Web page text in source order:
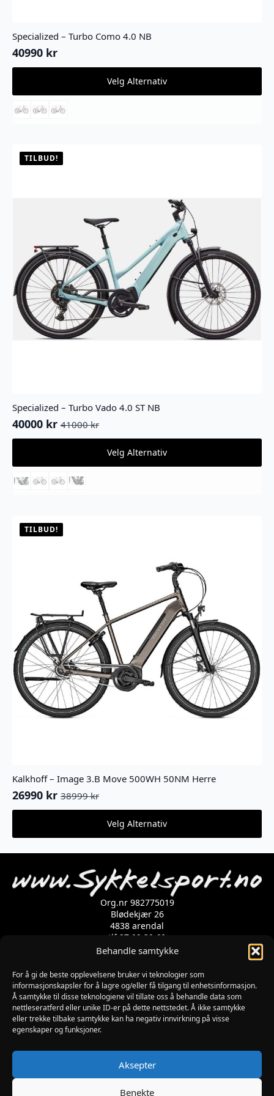
Behandle samtykke
For å gi de beste opplevelsene bruker vi teknologier som
informasjonskapsler for å lagre og/eller få tilgang til enhetsinformasjon.
Å samtykke til disse teknologiene vil tillate oss å behandle data som
nettleseratferd eller unike ID-er på dette nettstedet. Å ikke samtykke
eller trekke tilbake samtykke kan ha negativ innvirkning på visse
egenskaper og funksjoner.
Aksepter
Benekte
Specialized – Turbo Como 4.0 NB
40990 kr
Velg Alternativ
har
flere
velges
på
TILBUD!
Specialized – Turbo Vado 4.0 ST NB
41000kr
Opprinnelig
pris
41000 kr.
40000 kr
Nåværende
pris
40000 kr.
Velg Alternativ
Dette
har
flere
velges
på
TILBUD!
Kalkhoff – Image 3.B Move 500WH 50NM Herre
38999kr
Opprinnelig
pris
38999 kr.
26990 kr
Nåværende
pris
26990 kr.
Velg Alternativ
Dette
har
Alternativene
kan
Org.nr 982775019
Blødekjær 26
4838 arendal
tlf 37 02 39 60
Kontaktskjema
Åpningstider
MANDAG-FREDAG: 09:00-17:00
LØRDAG: 10:00-15:00
SØNDAG: STENGT
PÅSKEAFTEN OG PINSEAFTEN : 10:00-13:00
Informasjon
MIN SIDE
KJØPSBETINGELSER